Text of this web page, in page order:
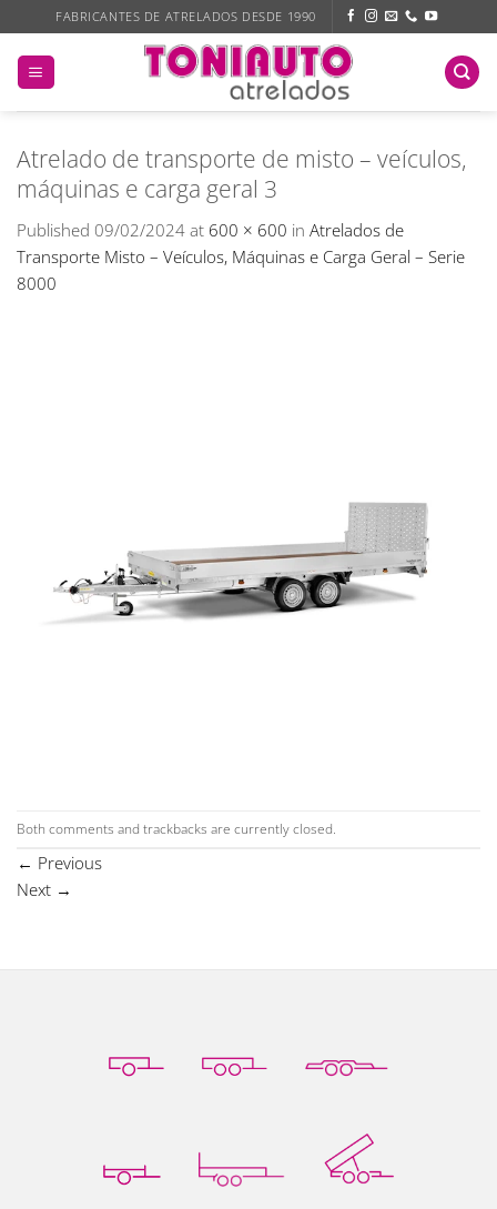
to
content
FABRICANTES DE ATRELADOS DESDE 1990
Atrelado de transporte de misto – veículos,
máquinas e carga geral 3
Published 09/02/2024 at 600 × 600 in Atrelados de
Transporte Misto – Veículos, Máquinas e Carga Geral – Serie
8000
Both comments and trackbacks are currently closed.
← Previous
Next →